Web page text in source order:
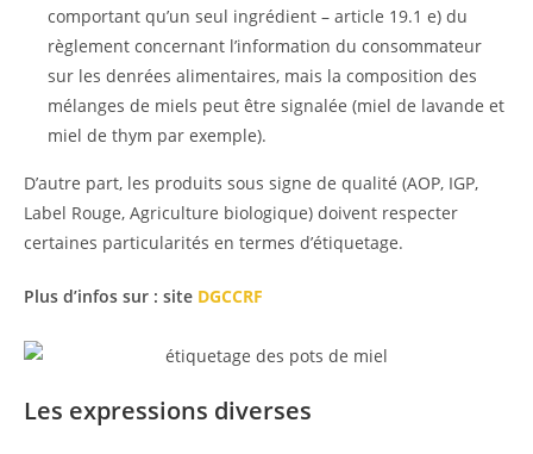
comportant qu’un seul ingrédient – article 19.1 e) du
règlement concernant l’information du consommateur
sur les denrées alimentaires, mais la composition des
mélanges de miels peut être signalée (miel de lavande et
miel de thym par exemple).
D’autre part, les produits sous signe de qualité (AOP, IGP,
Label Rouge, Agriculture biologique) doivent respecter
certaines particularités en termes d’étiquetage.
Plus d’infos sur : site DGCCRF
Les expressions diverses